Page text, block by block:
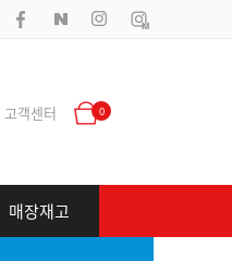
고객센터 0
매장재고